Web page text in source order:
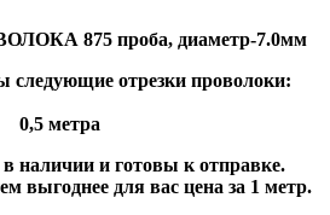
875 проба, диаметр-7.0мм
следующие отрезки проволоки:
0,5 метра
в наличии и готовы к отправке.
выгоднее для вас цена за 1 метр.